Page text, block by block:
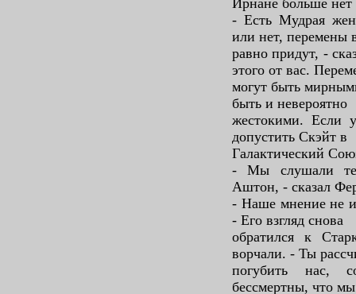
- Есть Мудрая
или нет, перемены
равно придут, -
этого от вас.
могут быть
быть и невероятно
жестокими. Если
допустить Скэйт в
Галактический
- Мы слушали
Аштон, - сказал
- Наше мнение не
- Его взгляд снова
обратился к
ворчали. - Ты
погубить нас,
бессмертны, что